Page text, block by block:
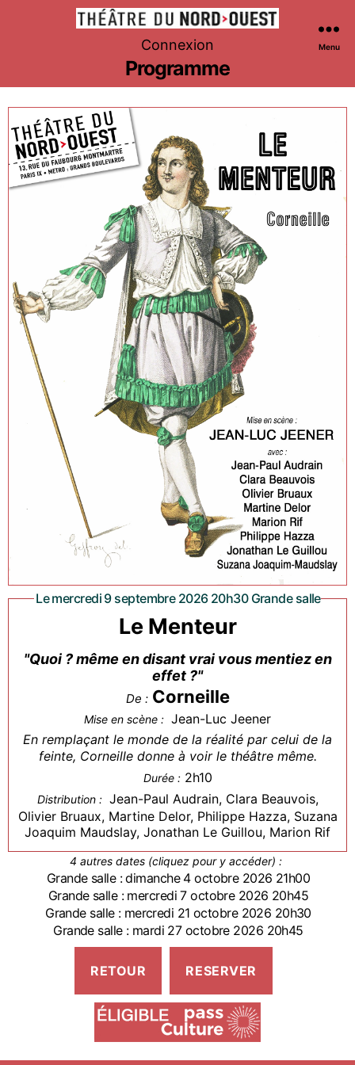
Théâtre
du
Nord-
Ouest
Connexion Menu
Programme
Le mercredi 9 septembre 2026 20h30 Grande salle
Le Menteur
"Quoi ? même en disant vrai vous mentiez en
effet ?"
De : Corneille
Mise en scène : Jean-Luc Jeener
En remplaçant le monde de la réalité par celui de la
feinte, Corneille donne à voir le théâtre même.
Durée : 2h10
Distribution : Jean-Paul Audrain, Clara Beauvois,
Olivier Bruaux, Martine Delor, Philippe Hazza, Suzana
Joaquim Maudslay, Jonathan Le Guillou, Marion Rif
4 autres dates (cliquez pour y accéder) :
Grande salle : dimanche 4 octobre 2026 21h00
Grande salle : mercredi 7 octobre 2026 20h45
Grande salle : mercredi 21 octobre 2026 20h30
Grande salle : mardi 27 octobre 2026 20h45